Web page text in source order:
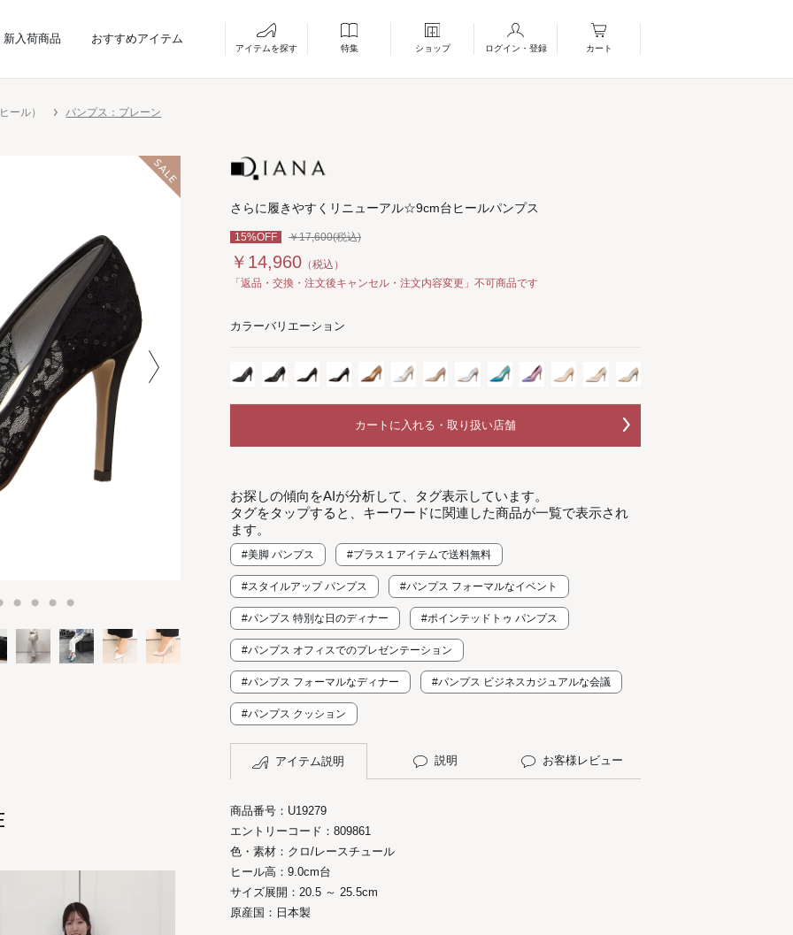
新入荷商品 おすすめアイテム
アイテムを探す 特集 ショップ ログイン・登録 カート
ール） パンプス：プレーン
さらに履きやすくリニューアル☆9cm台ヒールパンプス
15%OFF ￥17,600(税込)
￥14,960 （税込）
「返品・交換・注文後キャンセル・注文内容変更」不可商品です
カラーバリエーション
カートに入れる・取り扱い店舗
お探しの傾向をAIが分析して、タグ表示しています。
タグをタップすると、キーワードに関連した商品が一覧で表示され
ます。
#美脚 パンプス #プラス１アイテムで送料無料
#スタイルアップ パンプス #パンプス フォーマルなイベント
#パンプス 特別な日のディナー #ポインテッドトゥ パンプス
#パンプス オフィスでのプレゼンテーション
#パンプス フォーマルなディナー #パンプス ビジネスカジュアルな会議
#パンプス クッション
アイテム説明 説明 お客様レビュー
商品番号：U19279
エントリーコード：809861
色・素材：クロ/レースチュール
ヒール高：9.0cm台
サイズ展開：20.5 ～ 25.5cm
原産国：日本製